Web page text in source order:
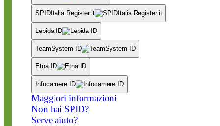
SPIDItalia Register.it
Lepida ID
TeamSystem ID
Etna ID
Infocamere ID
Maggiori informazioni
Non hai SPID?
Serve aiuto?